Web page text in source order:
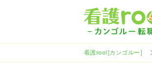
看護roo![カンゴルー]